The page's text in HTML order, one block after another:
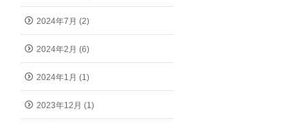
2024年7月 (2)
2024年2月 (6)
2024年1月 (1)
2023年12月 (1)